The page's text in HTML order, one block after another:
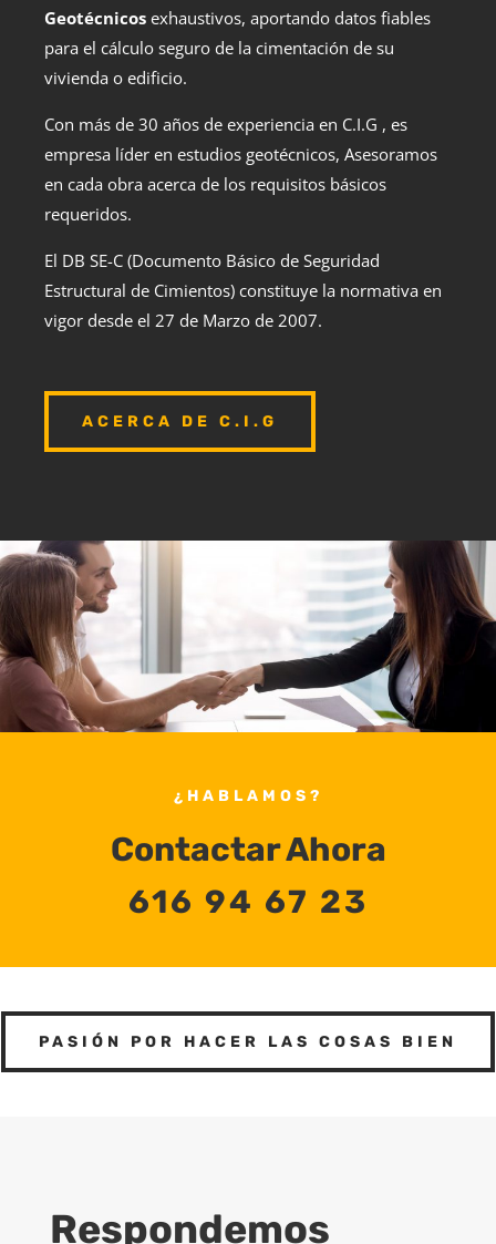
Geotécnicos exhaustivos, aportando datos fiables
para el cálculo seguro de la cimentación de su
vivienda o edificio.
Con más de 30 años de experiencia en C.I.G , es
empresa líder en estudios geotécnicos, Asesoramos
en cada obra acerca de los requisitos básicos
requeridos.
El DB SE-C (Documento Básico de Seguridad
Estructural de Cimientos) constituye la normativa en
vigor desde el 27 de Marzo de 2007.
ACERCA DE C.I.G
¿HABLAMOS?
Contactar Ahora
616 94 67 23
PASIÓN POR HACER LAS COSAS BIEN
Respondemos